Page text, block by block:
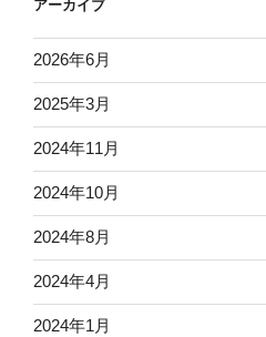
アーカイブ
2026年6月
2025年3月
2024年11月
2024年10月
2024年8月
2024年4月
2024年1月